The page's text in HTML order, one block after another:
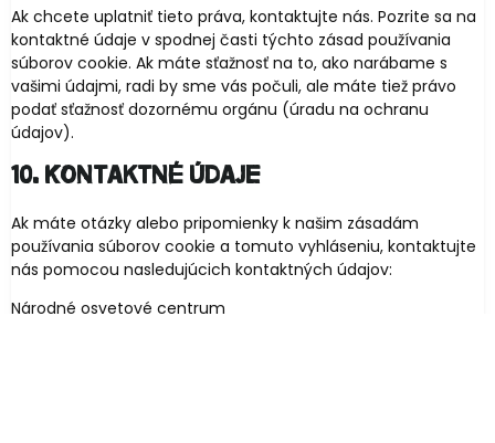
Ak chcete uplatniť tieto práva, kontaktujte nás. Pozrite sa na
kontaktné údaje v spodnej časti týchto zásad používania
súborov cookie. Ak máte sťažnosť na to, ako narábame s
vašimi údajmi, radi by sme vás počuli, ale máte tiež právo
podať sťažnosť dozornému orgánu (úradu na ochranu
údajov).
10. Kontaktné údaje
Ak máte otázky alebo pripomienky k našim zásadám
používania súborov cookie a tomuto vyhláseniu, kontaktujte
nás pomocou nasledujúcich kontaktných údajov:
Národné osvetové centrum